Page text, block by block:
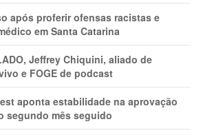
após proferir ofensas racistas e
em Santa Catarina
Jeffrey Chiquini, aliado de
e FOGE de podcast
aponta estabilidade na aprovação
segundo mês seguido